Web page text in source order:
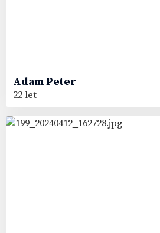
AdamPeter
22 let
28